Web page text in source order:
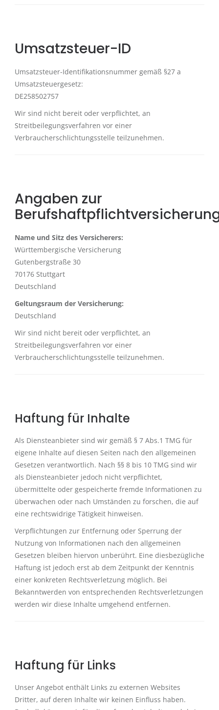
Umsatzsteuer-ID
Umsatzsteuer-Identifikationsnummer gemäß §27 a
Umsatzsteuergesetz:
DE258502757
Wir sind nicht bereit oder verpflichtet, an
Streitbeilegungsverfahren vor einer
Verbraucherschlichtungsstelle teilzunehmen.
Angaben zur
Name und Sitz des Versicherers:
Württembergische Versicherung
Gutenbergstraße 30
70176 Stuttgart
Deutschland
Geltungsraum der Versicherung:
Deutschland
Wir sind nicht bereit oder verpflichtet, an
Streitbeilegungsverfahren vor einer
Verbraucherschlichtungsstelle teilzunehmen.
Haftung für Inhalte
Als Diensteanbieter sind wir gemäß § 7 Abs.1 TMG für
eigene Inhalte auf diesen Seiten nach den allgemeinen
Gesetzen verantwortlich. Nach §§ 8 bis 10 TMG sind wir
als Diensteanbieter jedoch nicht verpflichtet,
übermittelte oder gespeicherte fremde Informationen zu
überwachen oder nach Umständen zu forschen, die auf
eine rechtswidrige Tätigkeit hinweisen.
Verpflichtungen zur Entfernung oder Sperrung der
Nutzung von Informationen nach den allgemeinen
Gesetzen bleiben hiervon unberührt. Eine diesbezügliche
Haftung ist jedoch erst ab dem Zeitpunkt der Kenntnis
einer konkreten Rechtsverletzung möglich. Bei
Bekanntwerden von entsprechenden Rechtsverletzungen
werden wir diese Inhalte umgehend entfernen.
Haftung für Links
Unser Angebot enthält Links zu externen Websites
Dritter, auf deren Inhalte wir keinen Einfluss haben.